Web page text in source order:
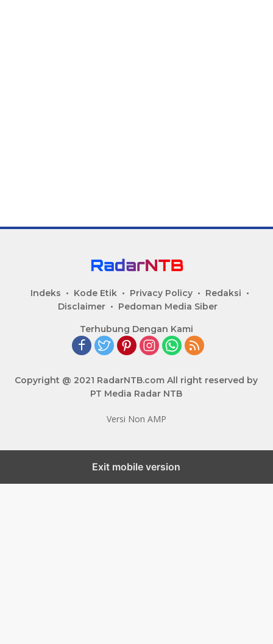
Indeks Kode Etik Privacy Policy
Redaksi
Disclaimer
Pedoman Media Siber
Terhubung Dengan Kami
Copyright @ 2021 RadarNTB.com All right reserved by
PT Media Radar NTB
Versi Non AMP
Exit mobile version